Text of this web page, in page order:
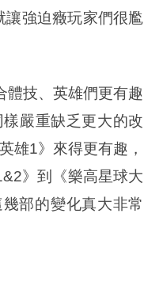
讓強迫癥玩家們很尷
技、英雄們更有趣
嚴重缺乏更大的改
雄1》來得更有趣，
》到《樂高星球大
部的變化真大非常